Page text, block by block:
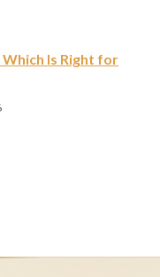
Which Is Right for